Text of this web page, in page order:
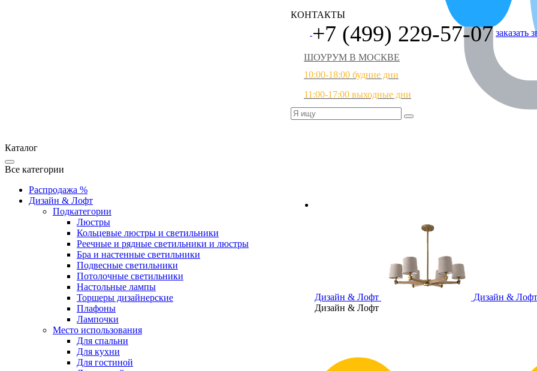
Дизайн & Лофт
Дизайн & Лофт
Дизайн & Лофт
КОНТАКТЫ
+7 (499) 229-57-07 заказать
ШОУРУМ В МОСКВЕ
10:00-18:00 будние дни
11:00-17:00 выходные дни
Каталог
Все категории
Распродажа %
Дизайн & Лофт
Подкатегории
Люстры
Кольцевые люстры и светильники
Реечные и рядные светильники и люстры
Бра и настенные светильники
Подвесные светильники
Потолочные светильники
Настольные лампы
Торшеры дизайнерские
Плафоны
Лампочки
Место использования
Для спальни
Для кухни
Для гостиной